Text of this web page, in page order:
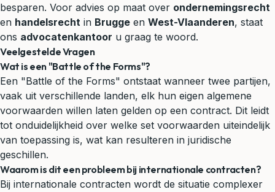
besparen. Voor advies op maat over ondernemingsrecht
en handelsrecht in Brugge en West-Vlaanderen, staat
ons advocatenkantoor u graag te woord.
Veelgestelde Vragen
Wat is een "Battle of the Forms"?
Een "Battle of the Forms" ontstaat wanneer twee partijen,
vaak uit verschillende landen, elk hun eigen algemene
voorwaarden willen laten gelden op een contract. Dit leidt
tot onduidelijkheid over welke set voorwaarden uiteindelijk
van toepassing is, wat kan resulteren in juridische
geschillen.
Waarom is dit een probleem bij internationale contracten?
Bij internationale contracten wordt de situatie complexer